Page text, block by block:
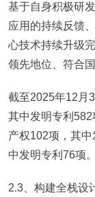
基于自身积极研
应用的持续反馈
心技术持续升级
领先地位、符合
截至2025年12月
其中发明专利
产权102项，其
中发明专利76项。
2.3、构建全栈设